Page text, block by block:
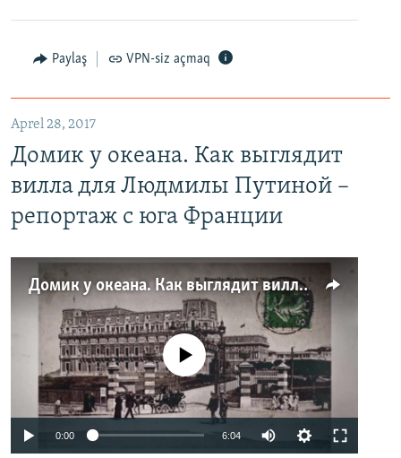
Paylaş VPN-siz açmaq
Aprel 28, 2017
Домик у океана. Как выглядит
вилла для Людмилы Путиной –
репортаж с юга Франции
Домик у океана. Как выглядит вилла для Людмилы Путиной – репортаж с юга Франции
No media source currently available
0:00 6:04